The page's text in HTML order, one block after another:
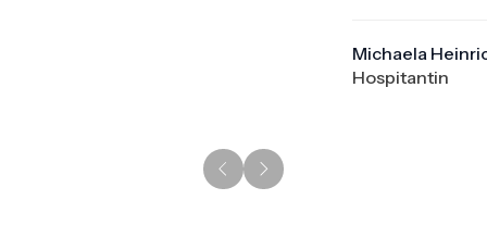
Michaela
Hospitantin